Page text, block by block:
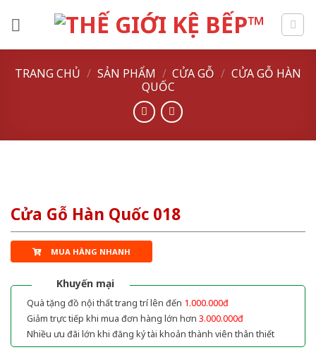
TRANG CHỦ / SẢN PHẨM / CỬA GỖ / CỬA GỖ HÀN
QUỐC
Cửa Gỗ Hàn Quốc 018
MUA HÀNG NHANH
Khuyến mại
Quà tặng đồ nội thất trang trí lên đến 1.000.000đ
Giảm trực tiếp khi mua đơn hàng lớn hơn 3.000.000đ
Nhiều ưu đãi lớn khi đăng ký tài khoản thành viên thân thiết